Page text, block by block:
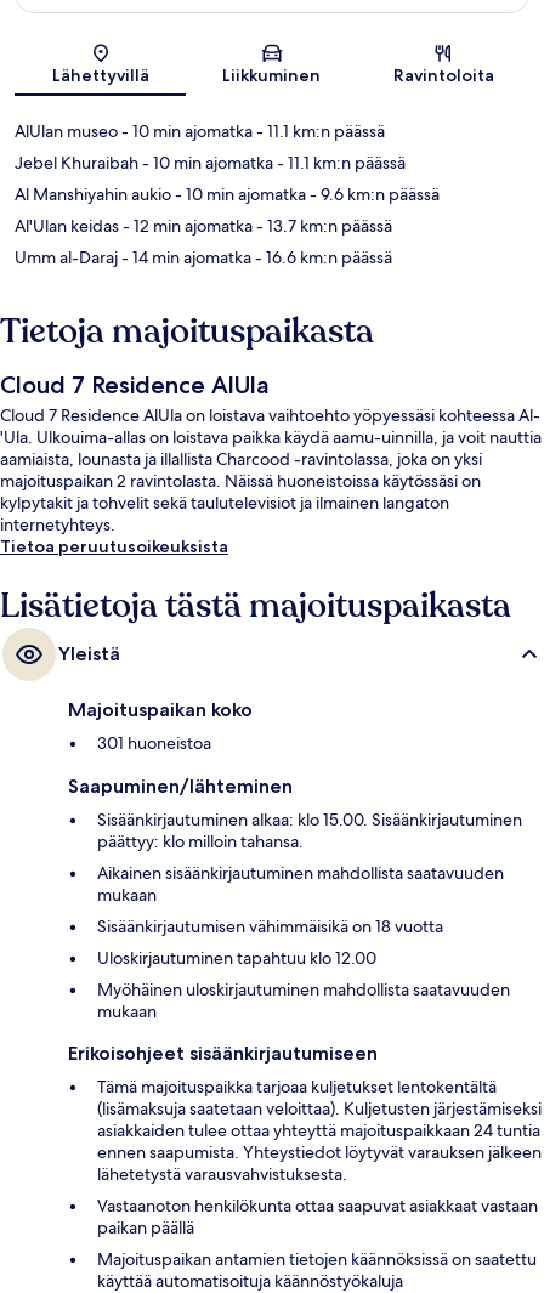
Kartta
Lähettyvillä Liikkuminen Ravintoloita
AlUlan museo- 10 min ajomatka- 11.1 km:n päässä
Jebel Khuraibah- 10 min ajomatka- 11.1 km:n päässä
Al Manshiyahin aukio- 10 min ajomatka- 9.6 km:n päässä
Al'Ulan keidas- 12 min ajomatka- 13.7 km:n päässä
Umm al-Daraj- 14 min ajomatka- 16.6 km:n päässä
Tietoja majoituspaikasta
Cloud 7 Residence AlUla
Cloud 7 Residence AlUla on loistava vaihtoehto yöpyessäsi kohteessa Al-
'Ula. Ulkouima-allas on loistava paikka käydä aamu-uinnilla, ja voit nauttia
aamiaista, lounasta ja illallista Charcood -ravintolassa, joka on yksi
majoituspaikan 2 ravintolasta. Näissä huoneistoissa käytössäsi on
kylpytakit ja tohvelit sekä taulutelevisiot ja ilmainen langaton
internetyhteys.
Tietoa peruutusoikeuksista
Lisätietoja tästä majoituspaikasta
Yleistä
Majoituspaikan koko
301 huoneistoa
Saapuminen/lähteminen
Sisäänkirjautuminen alkaa: klo 15.00. Sisäänkirjautuminen
päättyy: klo milloin tahansa.
Aikainen sisäänkirjautuminen mahdollista saatavuuden
mukaan
Sisäänkirjautumisen vähimmäisikä on 18 vuotta
Uloskirjautuminen tapahtuu klo 12.00
Myöhäinen uloskirjautuminen mahdollista saatavuuden
mukaan
Erikoisohjeet sisäänkirjautumiseen
Tämä majoituspaikka tarjoaa kuljetukset lentokentältä
(lisämaksuja saatetaan veloittaa). Kuljetusten järjestämiseksi
asiakkaiden tulee ottaa yhteyttä majoituspaikkaan 24 tuntia
ennen saapumista. Yhteystiedot löytyvät varauksen jälkeen
lähetetystä varausvahvistuksesta.
Vastaanoton henkilökunta ottaa saapuvat asiakkaat vastaan
paikan päällä
Majoituspaikan antamien tietojen käännöksissä on saatettu
käyttää automatisoituja käännöstyökaluja